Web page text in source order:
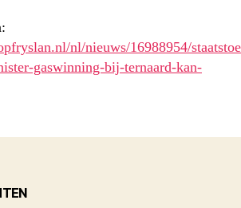
nl/nieuws/16988954/
gaswinning-bij-ternaard-kan-